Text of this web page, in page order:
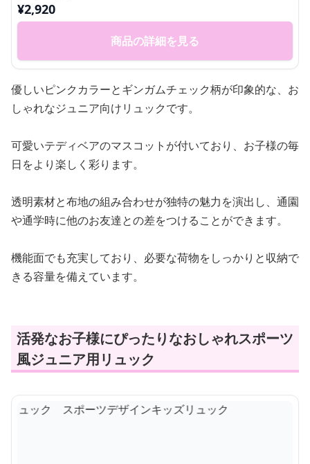
¥2,920
商品の詳細を見る
優しいピンクカラーとギンガムチェック柄が印象的な、お
しゃれなジュニア向けリュックです。
可愛いテディベアのマスコットが付いており、お子様の毎
日をより楽しく彩ります。
透明素材と布地の組み合わせが独特の魅力を演出し、通園
や通学時に他のお友達との差をつけることができます。
機能面でも充実しており、必要な荷物をしっかりと収納で
きる容量を備えています。
活発なお子様にぴったりなおしゃれスポーツ
風ジュニア用リュック